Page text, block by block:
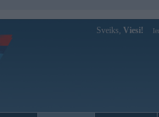
Sveiks, Viesi!